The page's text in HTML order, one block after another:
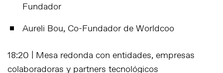
Fundador
Aureli Bou, Co-Fundador de Worldcoo
18:20 | Mesa redonda con entidades, empresas
colaboradoras y partners tecnológicos